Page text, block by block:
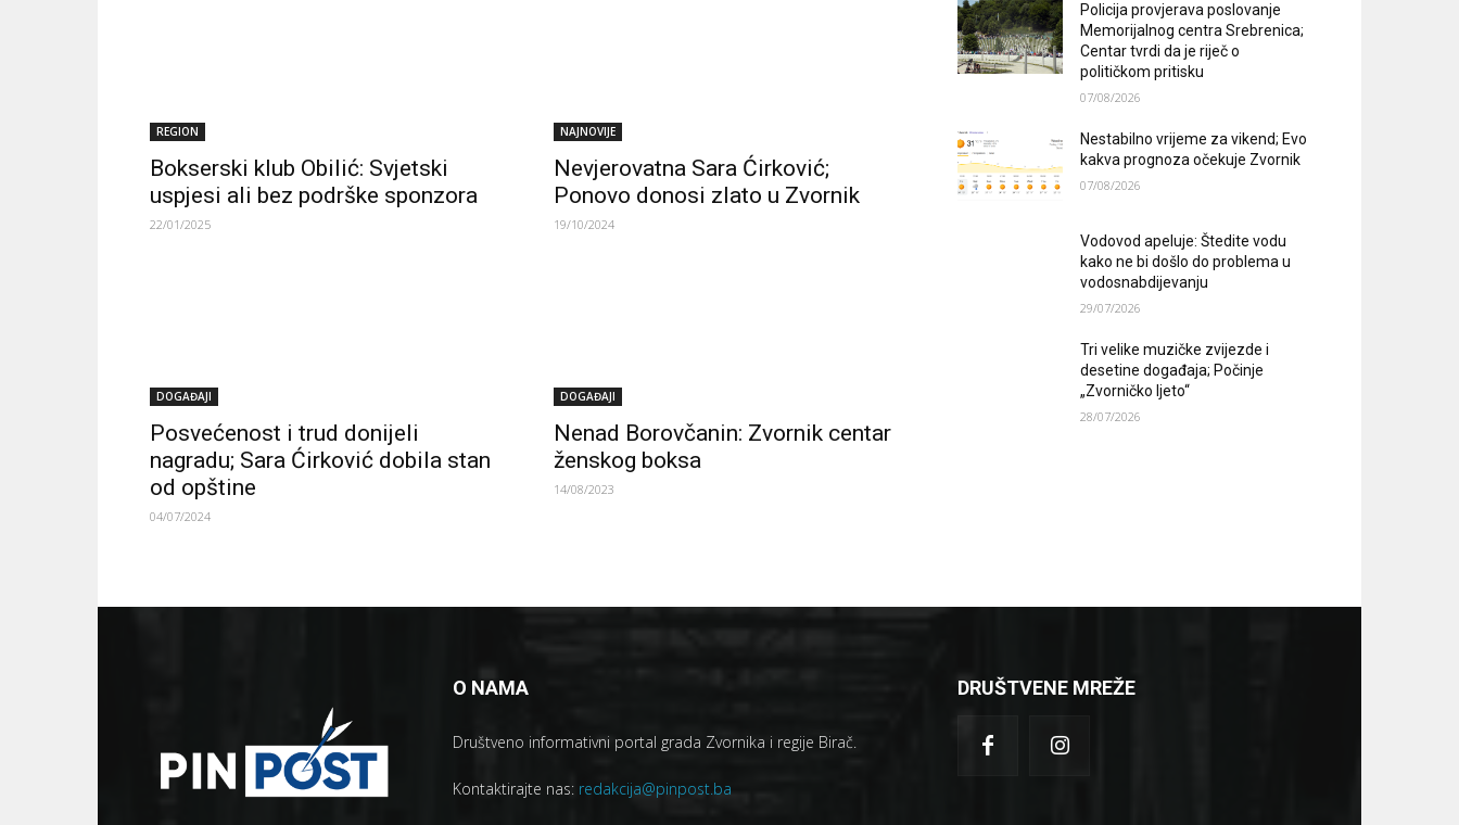
REGION
Bokserski klub Obilić: Svjetski
uspjesi ali bez podrške sponzora
22/01/2025
NAJNOVIJE
Nevjerovatna Sara Ćirković;
Ponovo donosi zlato u Zvornik
19/10/2024
DOGAĐAJI
Posvećenost i trud donijeli
nagradu; Sara Ćirković dobila stan
od opštine
04/07/2024
DOGAĐAJI
Nenad Borovčanin: Zvornik centar
ženskog boksa
14/08/2023
Policija provjerava poslovanje
Memorijalnog centra Srebrenica;
Centar tvrdi da je riječ o
političkom pritisku
07/08/2026
Nestabilno vrijeme za vikend; Evo
kakva prognoza očekuje Zvornik
07/08/2026
Vodovod apeluje: Štedite vodu
kako ne bi došlo do problema u
vodosnabdijevanju
29/07/2026
Tri velike muzičke zvijezde i
desetine događaja; Počinje
„Zvorničko ljeto“
28/07/2026
O NAMA
Društveno informativni portal grada Zvornika i regije Birač.
Kontaktirajte nas: redakcija@pinpost.ba
DRUŠTVENE MREŽE